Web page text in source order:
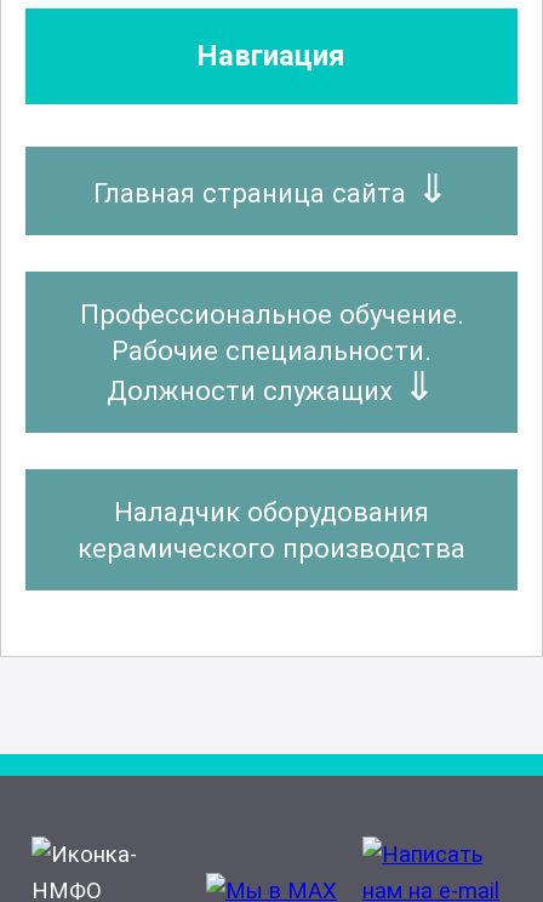
Навгиация
Главная страница сайта
Профессиональное обучение.
Рабочие специальности.
Должности служащих
Наладчик оборудования
керамического производства